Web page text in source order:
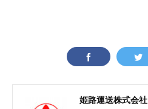
姫路運送株式会社